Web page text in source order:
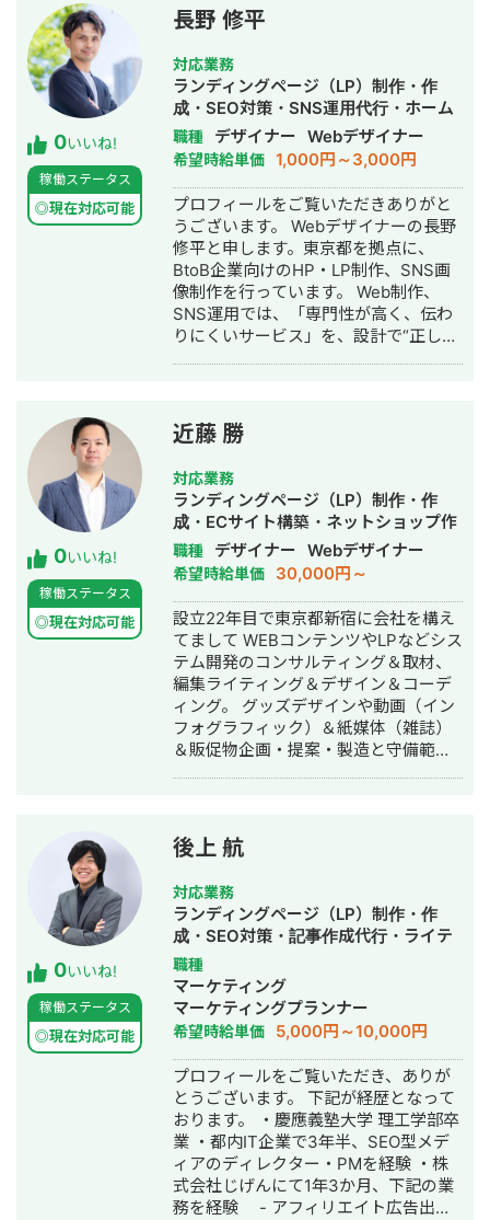
広告成 果の改善に従事 ▼2025年3月～
・フリーランスとして独立 ・WEB広告
運用を中心にWEBマーケティング支援
に従事 ・マーケティング業務への生成
AI活用に関する研修やコンサルティン
グも実施中
0いいね!
稼働ステータス
◎現在対応可能
長野 修平
対応業務
ランディングページ（LP）制作・作
成・SEO対策・SNS運用代行・ホーム
ページ制作・作成・バナー制作・デザ
イン・AI活用
職種 デザイナー Webデザイナー
希望時給単価 1,000円～3,000円
プロフィールをご覧いただきありがと
うございます。 Webデザイナーの長野
修平と申します。東京都を拠点に、
BtoB企業向けのHP・LP制作、SNS画
像制作を行っています。 Web制作、
SNS運用では、「専門性が高く、伝わ
りにくいサービス」を、設計で“正しく
るため、 情報整理・導線設計を重視
し、 検討段階の顧客が安心して問い合
わせできる設計を行います。 ◼️ポート
フォリオ https://fori.io/shuhei-
nagano ※掲載可能の実績のみとなりま
す 【制作実績】 ・Web制作 / LP制作：
10件以上 ・WordPress構築：5件（テ
ーマ・オリジナル対応） ・BtoB企業
（不動産 / 製造 / 物流）向け制作実績
あり ・SNS運用支援（企業理解〜投稿
設計・デザイン制作まで対応） ・デザ
イン〜構築まで一貫対応：100% ■不動
産会社コーポレートサイト（投資家向
け） 不動産投資家向けのコーポレート
サイトを制作。 情報量が限られる中で
も信頼感を担保するため、 **余白設
計・情報整理により“安心して問い合わ
■BtoB梱包資材会社 SNS投稿デザイン
フィリピン拠点の梱包資材メーカーの
SNS投稿を制作。 サービス内容を整理
し、 **一目で「何をしている会社か伝
わる構成」**に設計。 ■イベント集客
LP（補助実績） イベントスペース利用
促進LPを制作。 ターゲットに合わせた
ビジュアル設計と、 お問い合わせへ自
然に誘導する導線設計を実施。
https://lp.nishiguchi-
colors.com/event/
0いいね!
稼働ステータス
◎現在対応可能
近藤 勝
対応業務
ランディングページ（LP）制作・作
成・ECサイト構築・ネットショップ作
成代行・記事作成代行・ライティン
グ・ホームページ制作・作成・バナー
制作・デザイン・ロゴデザイン・作
成・イラスト制作・オウンドメディア
制作・構築・運用代行
職種 デザイナー Webデザイナー
希望時給単価 30,000円～
設立22年目で東京都新宿に会社を構え
てまして WEBコンテンツやLPなどシス
テム開発のコンサルティング＆取材、
編集ライティング＆デザイン＆コーデ
ィング。 グッズデザインや動画（イン
フォグラフィック）＆紙媒体（雑誌）
＆販促物企画・提案・製造と守備範囲
0いいね!
稼働ステータス
◎現在対応可能
後上 航
対応業務
ランディングページ（LP）制作・作
成・SEO対策・記事作成代行・ライテ
ィング・ホームページ制作・作成・バ
ナー制作・デザイン・リスティング広
告運用代行・オウンドメディア制作・
構築・運用代行
職種
マーケティング
マーケティングプランナー
希望時給単価 5,000円～10,000円
プロフィールをご覧いただき、ありが
とうございます。 下記が経歴となって
おります。 ・慶應義塾大学 理工学部卒
業 ・都内IT企業で3年半、SEO型メデ
ィアのディレクター・PMを経験 ・株
式会社じげんにて1年3か月、下記の業
務を経験 - アフィリエイト広告出稿